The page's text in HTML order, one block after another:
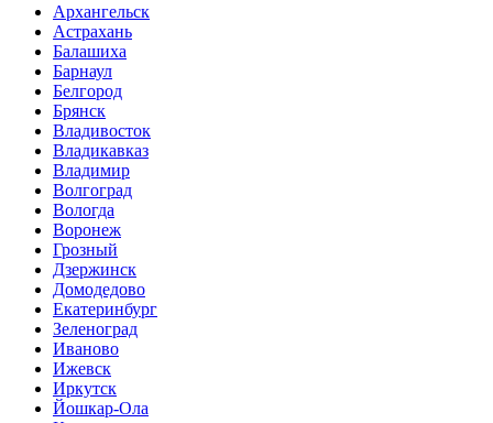
Архангельск
Астрахань
Балашиха
Барнаул
Белгород
Брянск
Владивосток
Владикавказ
Владимир
Волгоград
Вологда
Воронеж
Грозный
Дзержинск
Домодедово
Екатеринбург
Зеленоград
Иваново
Ижевск
Иркутск
Йошкар-Ола